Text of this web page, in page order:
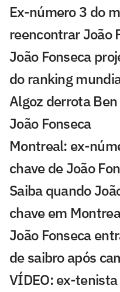
Ex-número 3 do
reencontrar João
João Fonseca
do ranking
Algoz derrota
João Fonseca
Montreal: ex-
chave de João
Saiba quando
chave em
João Fonseca
de saibro após
VÍDEO: ex-